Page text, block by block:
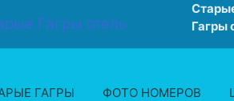
Гагры
ГАГРЫ ФОТО НОМЕРОВ